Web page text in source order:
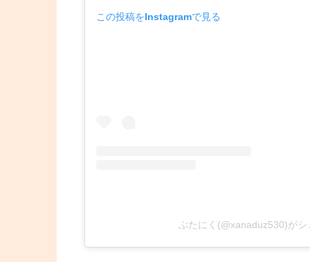
この投稿をInstagramで見る
ぶたにく(@xanaduz530)がシ